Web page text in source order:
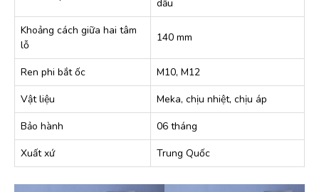
dầu
Khoảng cách giữa hai tâm
lỗ
140 mm
Ren phi bắt ốc
M10, M12
Vật liệu
Meka, chịu nhiệt, chịu áp
Bảo hành
06 tháng
Xuất xứ
Trung Quốc